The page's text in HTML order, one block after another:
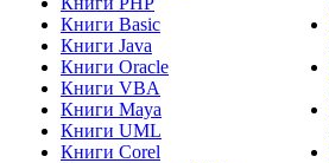
Книги Basic
Книги Java
Книги Oracle
Книги VBA
Книги Maya
Книги UML
Книги Corel